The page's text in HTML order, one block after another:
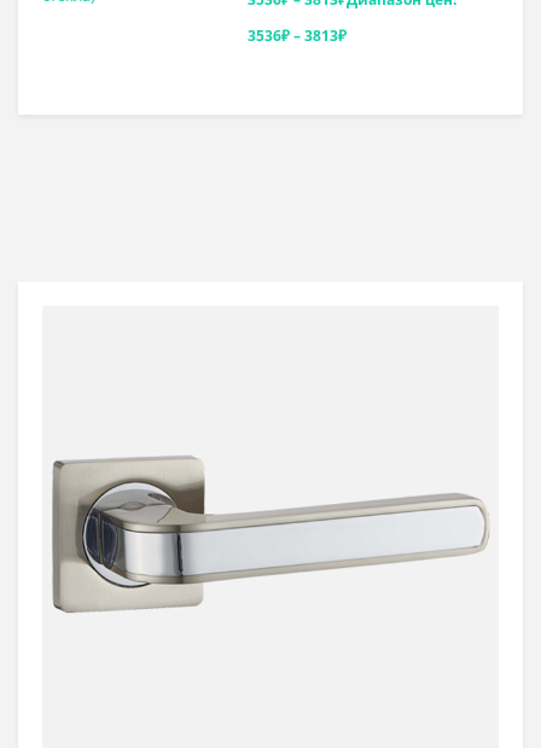
3536₽ – 3813₽